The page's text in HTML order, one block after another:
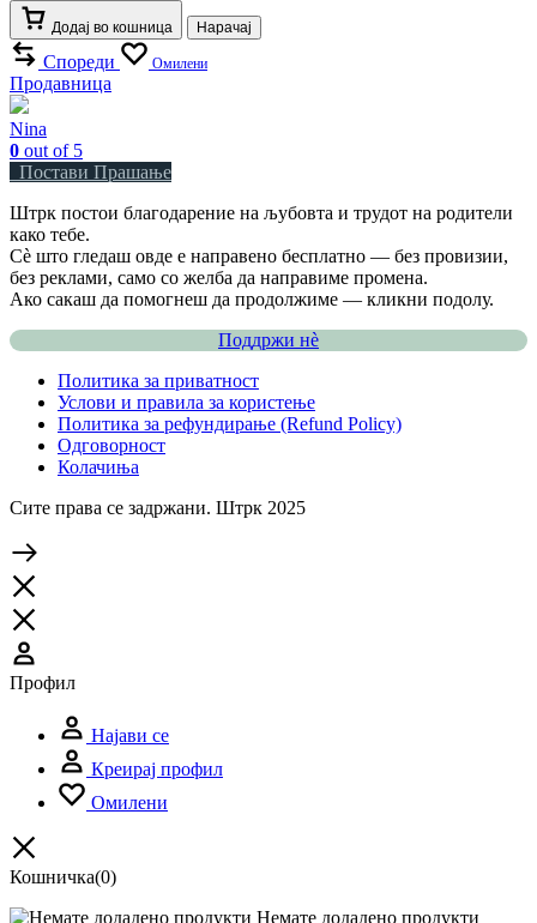
Додај во кошница Нарачај
Спореди Омилени
Продавница
Nina
0 out of 5
Постави Прашање
Штрк постои благодарение на љубовта и трудот на родители
како тебе.
Сè што гледаш овде е направено бесплатно — без провизии,
без реклами, само со желба да направиме промена.
Ако сакаш да помогнеш да продолжиме — кликни подолу.
Поддржи нѐ
Политика за приватност
Услови и правила за користење
Политика за рефундирање (Refund Policy)
Одговорност
Колачиња
Сите права се задржани. Штрк 2025
Профил
Најави се
Креирај профил
Омилени
Кошничка(0)
Немате додадено продукти